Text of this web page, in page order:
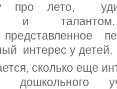
про лето,
и талантом.
представленное
интерес у детей.
сколько еще